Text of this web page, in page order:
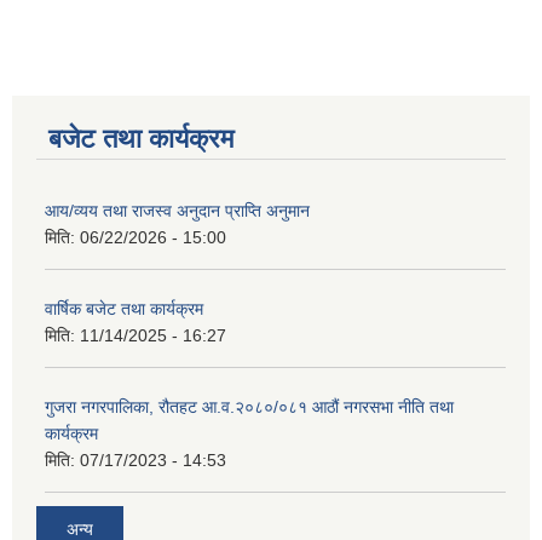
बजेट तथा कार्यक्रम
आय/व्यय तथा राजस्व अनुदान प्राप्ति अनुमान
मिति: 06/22/2026 - 15:00
वार्षिक बजेट तथा कार्यक्रम
मिति: 11/14/2025 - 16:27
गुजरा नगरपालिका, रौतहट आ.व.२०८०/०८१ आठौं नगरसभा नीति तथा
कार्यक्रम
मिति: 07/17/2023 - 14:53
अन्य